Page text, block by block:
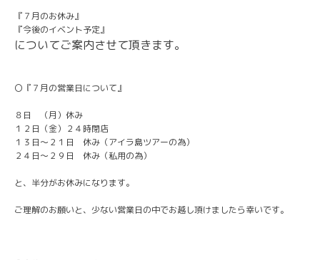
『７月のお休み』
『今後のイベント予定』
についてご案内させて頂きます。
〇『７月の営業日について』
８日 （月）休み
１２日（金）２４時閉店
１３日～２１日 休み（アイラ島ツアーの為）
２４日～２９日 休み（私用の為）
と、半分がお休みになります。
ご理解のお願いと、少ない営業日の中でお越し頂けましたら幸いです。